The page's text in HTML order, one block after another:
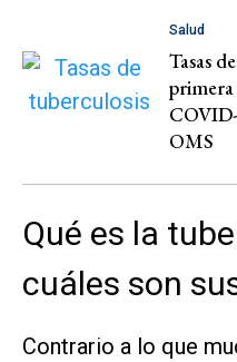
Salud
Tasas
primera
OMS
Qué es la
cuáles son
Contrario a lo que